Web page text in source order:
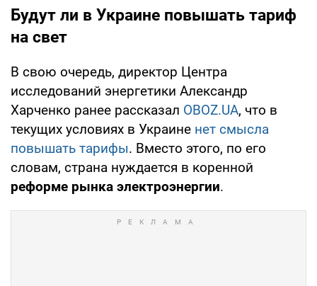
Будут ли в Украине повышать тариф
на свет
В свою очередь, директор Центра
исследований энергетики Александр
Харченко ранее рассказал OBOZ.UA, что в
текущих условиях в Украине нет смысла
повышать тарифы. Вместо этого, по его
словам, страна нуждается в коренной
реформе рынка электроэнергии.